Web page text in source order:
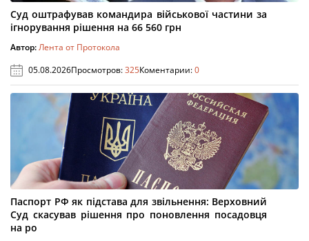
Суд оштрафував командира військової частини за
ігнорування рішення на 66 560 грн
Автор:Лента от Протокола
05.08.2026Просмотров:325Коментарии:0
Паспорт РФ як підстава для звільнення: Верховний
Суд скасував рішення про поновлення посадовця
на ро